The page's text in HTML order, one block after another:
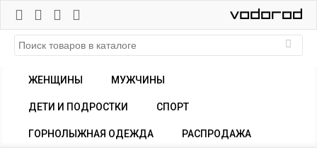
ЖЕНЩИНЫ МУЖЧИНЫ
ДЕТИ И ПОДРОСТКИ СПОРТ
ГОРНОЛЫЖНАЯ ОДЕЖДА РАСПРОДАЖА